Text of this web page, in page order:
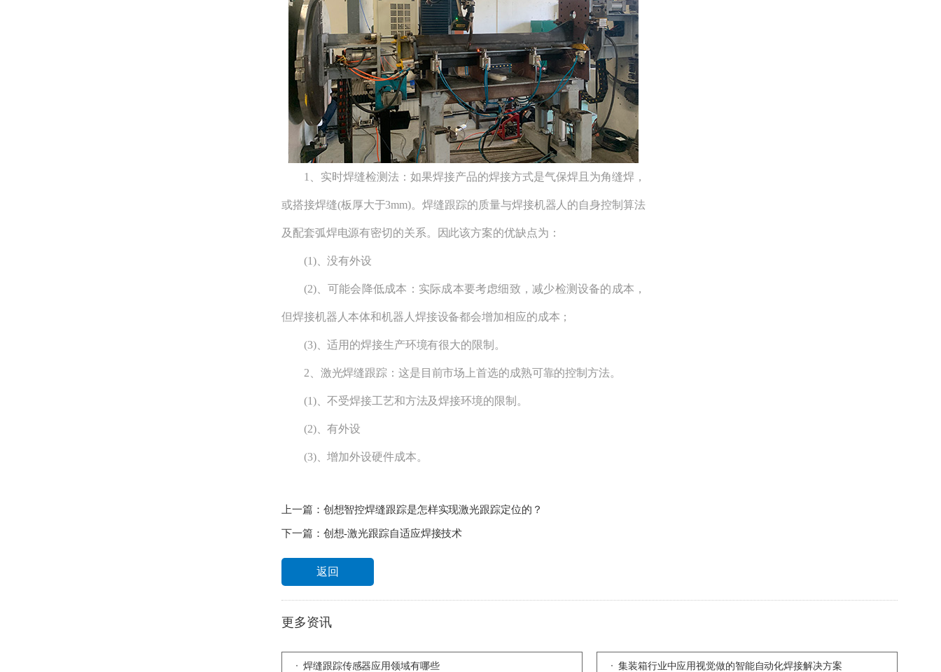
1、实时焊缝检测法：如果焊接产品的焊接方式是气保焊且为角缝焊，
或搭接焊缝(板厚大于3mm)。焊缝跟踪的质量与焊接机器人的自身控制算法
及配套弧焊电源有密切的关系。因此该方案的优缺点为：
(1)、没有外设
(2)、可能会降低成本：实际成本要考虑细致，减少检测设备的成本，
但焊接机器人本体和机器人焊接设备都会增加相应的成本；
(3)、适用的焊接生产环境有很大的限制。
2、激光焊缝跟踪：这是目前市场上首选的成熟可靠的控制方法。
(1)、不受焊接工艺和方法及焊接环境的限制。
(2)、有外设
(3)、增加外设硬件成本。
上一篇： 创想智控焊缝跟踪是怎样实现激光跟踪定位的？
下一篇： 创想-激光跟踪自适应焊接技术
返回
更多资讯
焊缝跟踪传感器应用领域有哪些 集装箱行业中应用视觉做的智能自动化焊接解决方案